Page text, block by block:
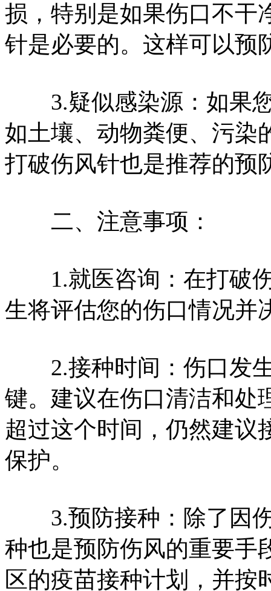
损，特别是如果伤口不干
针是必要的。这样可以预
3.疑似感染源：如果您
如土壤、动物粪便、污染
打破伤风针也是推荐的预
二、注意事项：
1.就医咨询：在打破伤
生将评估您的伤口情况并
2.接种时间：伤口发生
键。建议在伤口清洁和处
超过这个时间，仍然建议
保护。
3.预防接种：除了因伤
种也是预防伤风的重要手
区的疫苗接种计划，并按